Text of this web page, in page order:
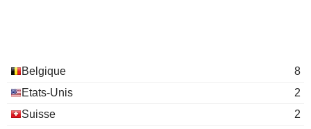
Belgique
8
Etats-Unis
2
Suisse
2